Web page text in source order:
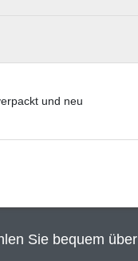
und neu
Sie bequem über